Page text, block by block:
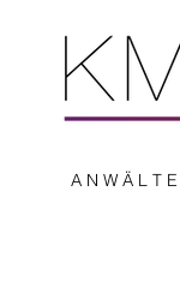
A N W Ä L T E